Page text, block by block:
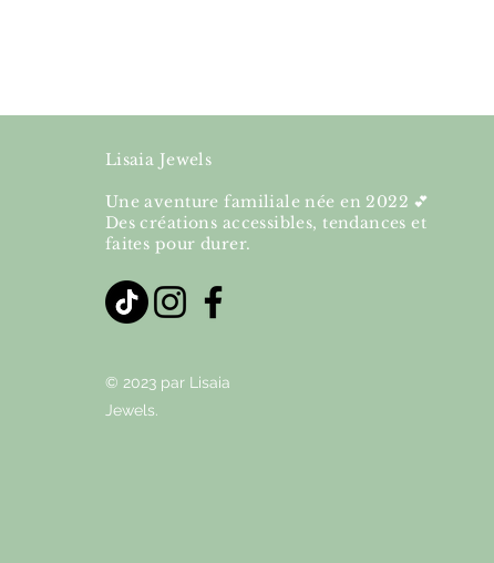
Lisaia Jewels
Une aventure familiale née en 2022 💕
Des créations accessibles, tendances et
faites pour durer.
© 2023 par Lisaia
Jewels.